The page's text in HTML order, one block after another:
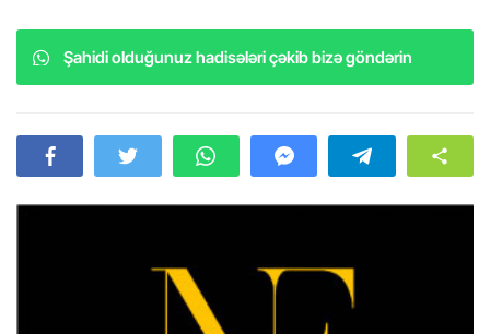
Şahidi olduğunuz hadisələri çəkib bizə göndərin